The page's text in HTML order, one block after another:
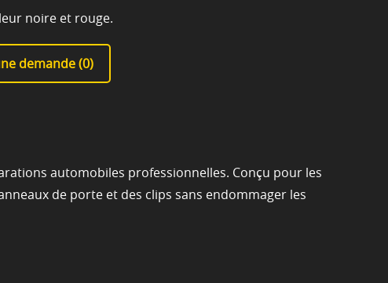
noire et rouge.
demande (0)
automobiles professionnelles. Conçu pour les
de porte et des clips sans endommager les